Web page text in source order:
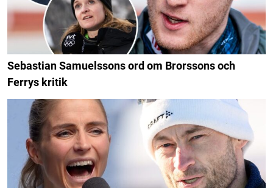
Sebastian Samuelssons ord om Brorssons och
Ferrys kritik